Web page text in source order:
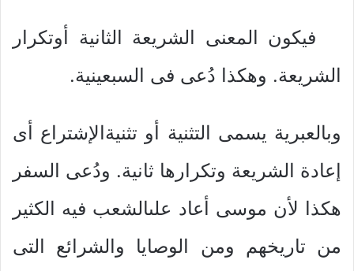
فيكون المعنى الشريعة الثانية أوتكرار
الشريعة. وهكذا دُعى فى السبعينية.
وبالعبرية يسمى التثنية أو تثنيةالإشتراع أى
إعادة الشريعة وتكرارها ثانية. ودُعى السفر
هكذا لأن موسى أعاد علىالشعب فيه الكثير
من تاريخهم ومن الوصايا والشرائع التى